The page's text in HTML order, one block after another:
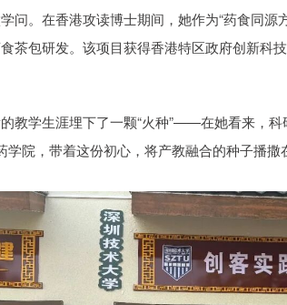
问。在香港攻读博士期间，她作为“药食同源
茶包研发。该项目获得香港特区政府创新科
教学生涯埋下了一颗“火种”——在她看来，
院，带着这份初心，将产教融合的种子播撒